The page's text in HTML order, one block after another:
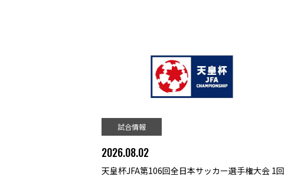
試合情報
2026.08.02
天皇杯JFA第106回全日本サッカー選手権大会 1回